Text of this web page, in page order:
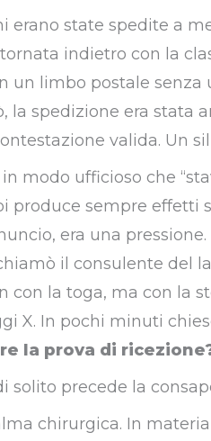
erano state spedite a
tornata indietro con la
un limbo postale
la spedizione era stata
valida. Un
modo ufficioso che
produce sempre effetti
era una
il consulente del
con la toga, ma con la
X. In pochi minuti
la prova di
solito precede la
chirurgica. In